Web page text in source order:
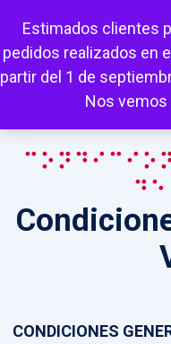
Estimados clientes
pedidos realizados en
partir del 1 de
Nos vemos
Mi cuenta Carrito
CONDICIONES